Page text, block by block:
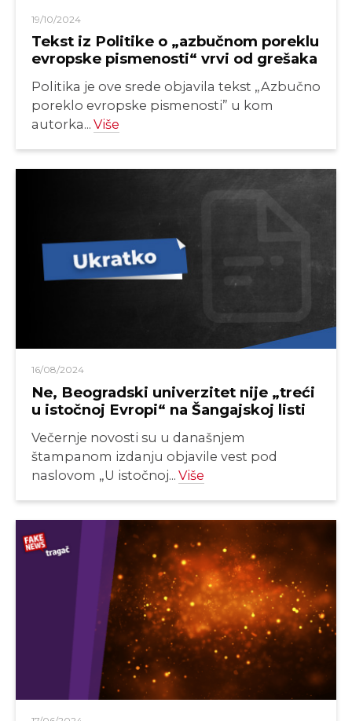
19/10/2024
Tekst iz Politike o „azbučnom poreklu
evropske pismenosti“ vrvi od grešaka
Politika je ove srede objavila tekst „Azbučno
poreklo evropske pismenosti” u kom
autorka... Više
16/08/2024
Ne, Beogradski univerzitet nije „treći
u istočnoj Evropi“ na Šangajskoj listi
Večernje novosti su u današnjem
štampanom izdanju objavile vest pod
naslovom „U istočnoj... Više